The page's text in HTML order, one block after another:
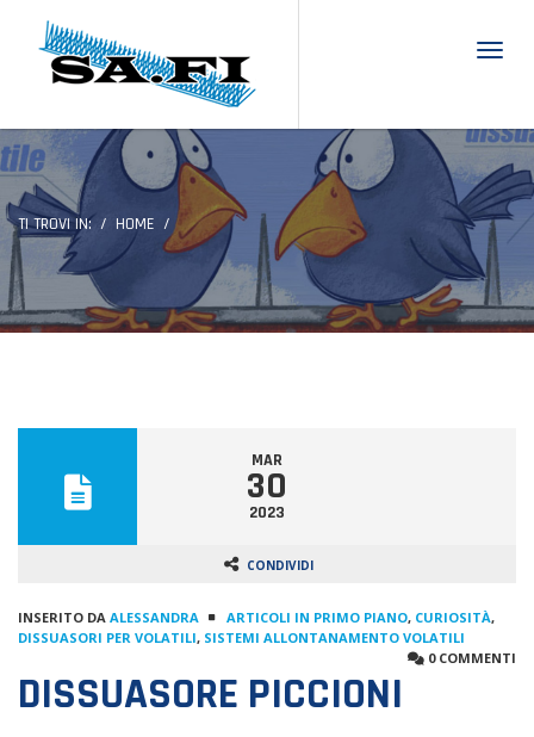
TI TROVI IN: HOME
MAR
30
2023
CONDIVIDI
INSERITO DA ALESSANDRA ARTICOLI IN PRIMO PIANO, CURIOSITÀ,
DISSUASORI PER VOLATILI, SISTEMI ALLONTANAMENTO VOLATILI
0 COMMENTI
DISSUASORE PICCIONI